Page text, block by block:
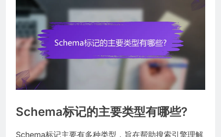
Schema标记的主要类型有哪些?
Schema标记主要有多种类型，旨在帮助搜索引擎理解